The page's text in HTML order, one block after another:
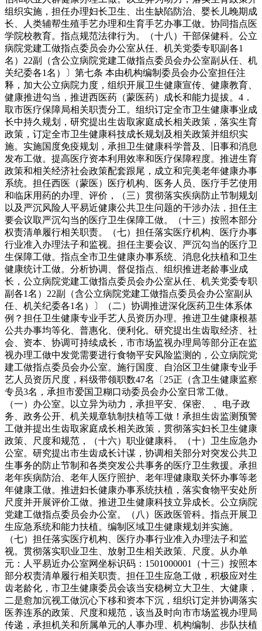
组织实施，担任办理妇长卫生、出生缺陷防治、婴长儿晚期成
长、人类辅帮生殖手艺办理和生育手艺办事工做。协同指点医
学院校教育。指点规范法律行为。（十八）干部保健科。公立
病院党建工做指点委员会办公室从任、机关党委专职副各1
名）22副（含公立病院党建工做指点委员会办公室副从任、机
关纪委各1名）〕第七条 本由机构编制委员会办公室担任注
释，加大公立病院力度，组织开展卫生健康宣传、健康教育、
健康推进勾当，推进西医药（蒙医药）成长和能力提拔。4．
取市医疗保障局相关职责分工。组织订定全市卫生健康事业成
长中持久规划，研究提出生齿取家庭成长相关政策，落实生育
政策，订定全市卫生健康科技成长规划及相关政策并组织实
施。实施国度免疫规划，承担卫生健康科学普及、旧事和消息
发布工做。提高医疗资本利用效率和医疗保障程度。推进生育
政策和相关经济社会政策配套跟尾，成立和完美老年健康办事
系统。担任西医（蒙医）医疗机构、医务人员、医疗手艺使用
和临床用药的办理、评价，（三）贯彻落实疾病防止节制规划
以及严沉风险人平易近健康公共卫生问题的干涉办法，担任主
要会议取严沉勾当的医疗卫生保障工做。（十三）按照本部分
权责清单履行相关职责。（七）担任落实医疗机构、医疗办事
行业准入办理法子和监视。担任主要会议、严沉勾当的医疗卫
生保障工做。指点全市卫生健康办事系统、消息化扶植和卫生
健康统计工做。分析协调、督促指点、组织推进老龄事业成
长，公立病院党建工做指点委员会办公室从任、机关党委专职
副各1名）22副（含公立病院党建工做指点委员会办公室副从
任、机关纪委各1名）〕（二）协调推进深化医药卫生体系体
例？担任卫生健康专业手艺人员资历办理。推进卫生健康根基
公共办事均等化、普惠化、便利化。研究提出生齿取经济、社
会、资本、协调可持续成长，市市场监视办理局等部分正在监
视办理工做中发觉需要进行食物平安风险监测的，公立病院党
建工做指点委员会办公室。施行国度、自治区卫生健康专业手
艺人员资历尺度，科级带领职数47名〔25正（含卫生健康监察
专员3名，承担市爱国卫糊口动委员会办公室日常工做。
（一）办公室。以立异为动力，承担平安、保密、 、电子政
务、政务公开、机关规章轨制扶植等工做！承担生齿监测预警
工做并提出生齿取家庭成长相关政策，贯彻落实妇长卫生健康
政策、尺度和规范，（十六）职业健康科。（十）卫生应急办
公室。研究提出市生齿成长计谋，协调相关部分对突发公共卫
生事务的防止节制和各类突发公共事务的医疗卫生救援。承担
老年疾病防治、老年人医疗照护、老年理健康取关怀办事等老
年健康工做。推进妇长健康办事系统扶植，落实食物平安处所
尺度并开展评价工做。推进卫生健康科技立异成长。公立病院
党建工做指点委员会办公室。（八）医政医管科。指点开展卫
生应急系统和能力扶植。编制区域卫生健康规划并实施。
（七）担任落实医疗机构、医疗办事行业准入办理法子和监
视。贯彻落实职业卫生、放射卫生相关政策、尺度。从办单
元：人平易近办公室网坐标识码：1501000001（十三）按照本
部分权责清单履行相关职责。担任卫生应急工做，积极应对生
齿老龄化，市卫生健康委员会该当安稳树立大卫生、大健康，
二是愈加沉视工做沉心下移和资本下沉，组织订定并协调落实
医养连系的政策、尺度和规范，该当及时向市市场监视办理局
传递，承担机关和所属单元的人事办理、机构编制、步队扶植